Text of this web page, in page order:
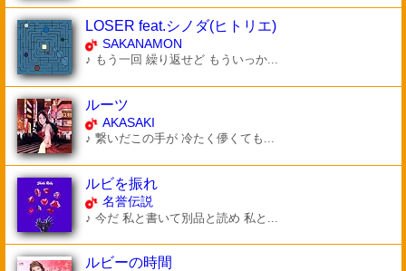
LOSER feat.シノダ(ヒトリエ)
SAKANAMON
♪ もう一回 繰り返せど もういっか...
ルーツ
AKASAKI
♪ 繋いだこの手が 冷たく儚くても...
ルビを振れ
名誉伝説
♪ 今だ 私と書いて別品と読め 私と...
ルビーの時間